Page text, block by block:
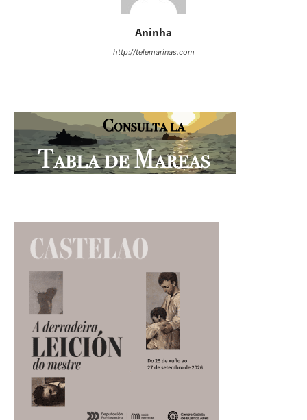
Aninha
http://telemarinas.com